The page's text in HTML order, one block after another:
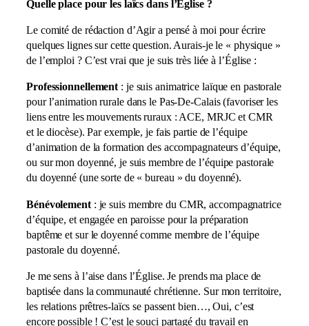
Quelle place pour les laïcs dans l’Église ?
Le comité de rédaction d’Agir a pensé à moi pour écrire
quelques lignes sur cette question. Aurais-je le « physique »
de l’emploi ? C’est vrai que je suis très liée à l’Église :
Professionnellement : je suis animatrice laïque en pastorale
pour l’animation rurale dans le Pas-De-Calais (favoriser les
liens entre les mouvements ruraux : ACE, MRJC et CMR
et le diocèse). Par exemple, je fais partie de l’équipe
d’animation de la formation des accompagnateurs d’équipe,
ou sur mon doyenné, je suis membre de l’équipe pastorale
du doyenné (une sorte de « bureau » du doyenné).
Bénévolement: je suis membre du CMR, accompagnatrice
d’équipe, et engagée en paroisse pour la préparation
baptême et sur le doyenné comme membre de l’équipe
pastorale du doyenné.
Je me sens à l’aise dans l’Église. Je prends ma place de
baptisée dans la communauté chrétienne. Sur mon territoire,
les relations prêtres-laïcs se passent bien…, Oui, c’est
encore possible ! C’est le souci partagé du travail en